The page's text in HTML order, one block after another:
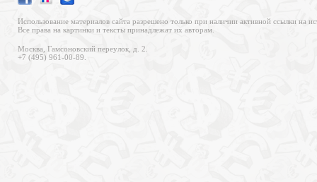
Использование материалов сайта разрешено только при наличии активной ссылки на
Все права на картинки и тексты принадлежат их авторам.
Москва, Гамсоновский переулок, д. 2.
+7 (495) 961-00-89.